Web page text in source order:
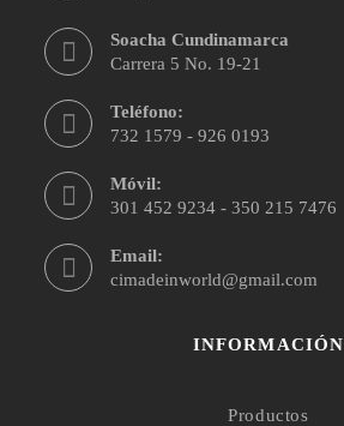
Soacha Cundinamarca
Carrera 5 No. 19-21
Teléfono:
732 1579 - 926 0193
Móvil:
301 452 9234 - 350 215 7476
Email:
cimadeinworld@gmail.com
INFORMACIÓN
Productos